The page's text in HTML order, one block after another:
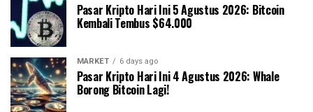
Pasar Kripto Hari Ini 5 Agustus 2026: Bitcoin
Kembali Tembus $64.000
MARKET 6 days ago
Pasar Kripto Hari Ini 4 Agustus 2026: Whale
Borong Bitcoin Lagi!